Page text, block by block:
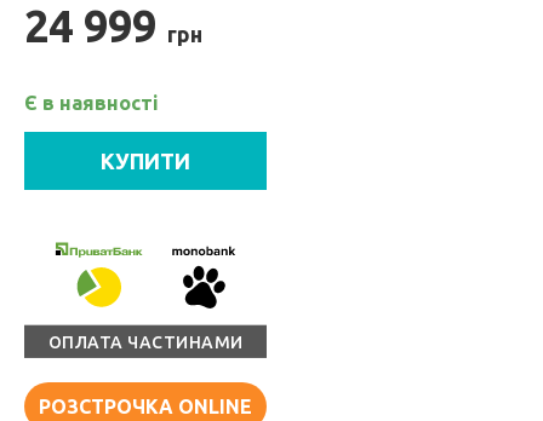
24 999 грн
Є в наявності
КУПИТИ
ОПЛАТА ЧАСТИНАМИ
РОЗСТРОЧКА ONLINE